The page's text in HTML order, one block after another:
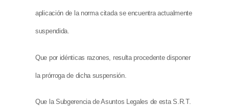
aplicación de la norma citada se encuentra actualmente
suspendida.
Que por idénticas razones, resulta procedente disponer
la prórroga de dicha suspensión.
Que la Subgerencia de Asuntos Legales de esta S.R.T.